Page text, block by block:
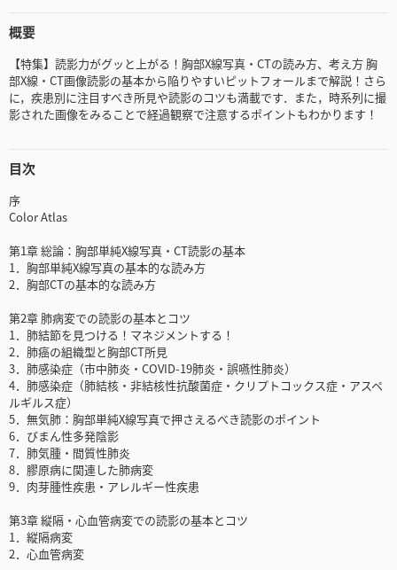
概要
【特集】読影力がグッと上がる！胸部X線写真・CTの読み方、考え方 胸
部X線・CT画像読影の基本から陥りやすいピットフォールまで解説！さら
に，疾患別に注目すべき所見や読影のコツも満載です．また，時系列に撮
影された画像をみることで経過観察で注意するポイントもわかります！
目次
序
Color Atlas
第1章 総論：胸部単純X線写真・CT読影の基本
1．胸部単純X線写真の基本的な読み方
2．胸部CTの基本的な読み方
第2章 肺病変での読影の基本とコツ
1．肺結節を見つける！マネジメントする！
2．肺癌の組織型と胸部CT所見
3．肺感染症（市中肺炎・COVID-19肺炎・誤嚥性肺炎）
4．肺感染症（肺結核・非結核性抗酸菌症・クリプトコックス症・アスペ
ルギルス症）
5．無気肺：胸部単純X線写真で押さえるべき読影のポイント
6．びまん性多発陰影
7．肺気腫・間質性肺炎
8．膠原病に関連した肺病変
9．肉芽腫性疾患・アレルギー性疾患
第3章 縦隔・心血管病変での読影の基本とコツ
1．縦隔病変
2．心血管病変